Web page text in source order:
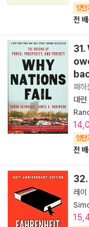
양탄
전
패하
대런
양탄
전
레이